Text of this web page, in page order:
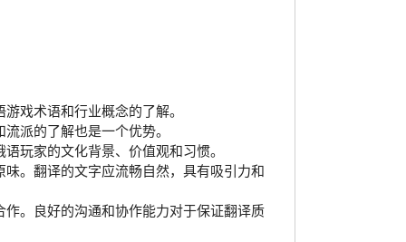
戏术语和行业概念的了解。
派的了解也是一个优势。
玩家的文化背景、价值观和习惯。
。翻译的文字应流畅自然，具有吸引力和
。良好的沟通和协作能力对于保证翻译质